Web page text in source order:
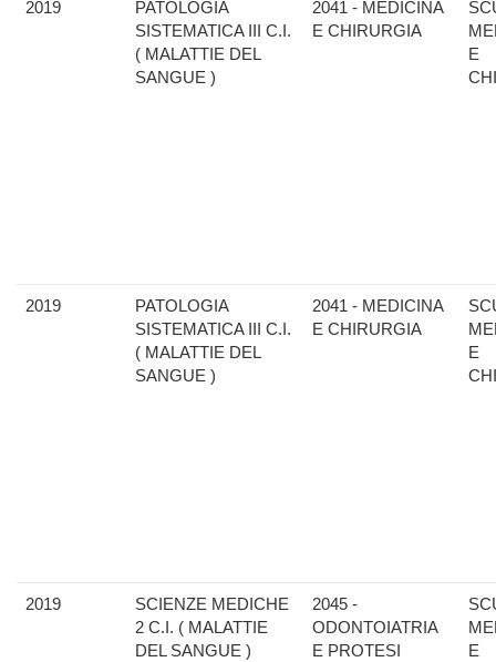
2019
PATOLOGIA
SISTEMATICA III C.I.
( MALATTIE DEL
SANGUE )
2041 - MEDICINA
E CHIRURGIA
E
2019
PATOLOGIA
SISTEMATICA III C.I.
( MALATTIE DEL
SANGUE )
2041 - MEDICINA
E CHIRURGIA
E
2019
SCIENZE MEDICHE
2 C.I. ( MALATTIE
DEL SANGUE )
2045 -
ODONTOIATRIA
E PROTESI
E